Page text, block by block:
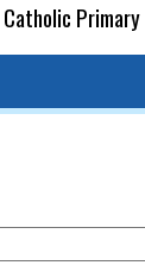
Catholic